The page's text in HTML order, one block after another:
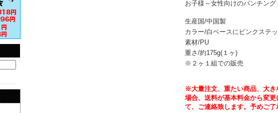
お子様～女性向けのパンチング
生産国/中国製
カラー/白ベースにピンクステ
素材/PU
重さ/約175g(１ヶ)
※２ヶ１組での販売
※大量注文、重たい商品、大
場合、送料が基本料金から変
て、ご連絡致します。予めご了